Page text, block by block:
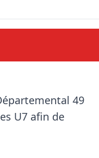
U7 afin de